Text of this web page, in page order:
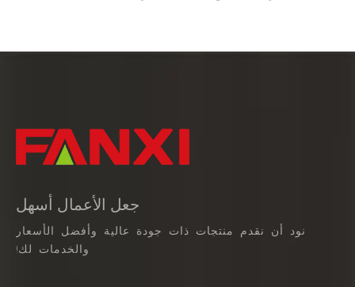
جعل الأعمال أسهل
نود أن نقدم منتجات ذات جودة عالية وأفضل الأسعار
والخدمات لك!